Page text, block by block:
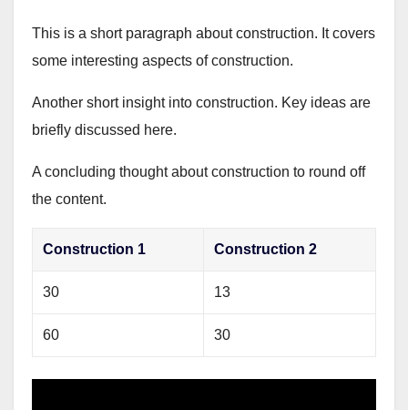
This is a short paragraph about construction. It covers
some interesting aspects of construction.
Another short insight into construction. Key ideas are
briefly discussed here.
A concluding thought about construction to round off
the content.
Construction 1 Construction 2
30 13
60 30